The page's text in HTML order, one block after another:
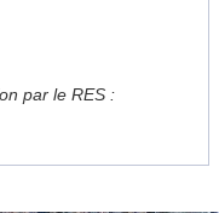
par le RES :